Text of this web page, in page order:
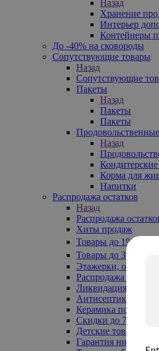
Назад
Хранение
Интерьер
Контейнеры
До -40% на сковороды
Сопутствующие товары
Назад
Сопутствующие
Пакеты
Назад
Пакеты
Пакеты
Назад
Корма для
Напитки
Распродажа остатков
Назад
Распродажа
Хиты продаж
Товары до 199₽
Товары до 399₽
Этажерки, обувницы
Распродажа
Ликвидация до -70%
Антисептики
Керамика по 129 руб
Скидки до 70%
Детские товары
Гарантия низкой